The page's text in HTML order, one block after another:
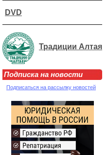
DVD
Традиции Алтая
Подписка на новости
Подписаться на рассылку новостей